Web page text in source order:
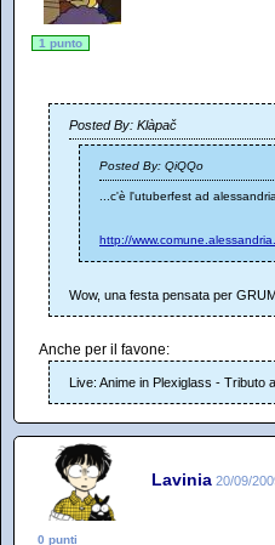
1 punto
Posted By: Klàpač
Posted By: QiQQo
...c'è l'utuberfest ad
http://
Wow, una festa pensata per
Anche per il favone:
Live: Anime in Plexiglass - Tributo
Lavinia 20/09/
0 punti